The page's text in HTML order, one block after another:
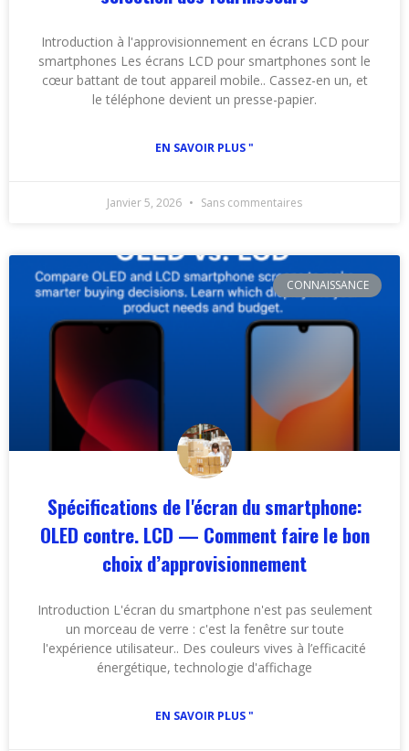
Introduction à l'approvisionnement en écrans LCD pour
smartphones Les écrans LCD pour smartphones sont le
cœur battant de tout appareil mobile.. Cassez-en un, et
le téléphone devient un presse-papier.
EN SAVOIR PLUS "
Janvier 5, 2026 Sans commentaires
CONNAISSANCE
Spécifications de l'écran du smartphone:
OLED contre. LCD — Comment faire le bon
choix d’approvisionnement
Introduction L'écran du smartphone n'est pas seulement
un morceau de verre : c'est la fenêtre sur toute
l'expérience utilisateur.. Des couleurs vives à l’efficacité
énergétique, technologie d'affichage
EN SAVOIR PLUS "